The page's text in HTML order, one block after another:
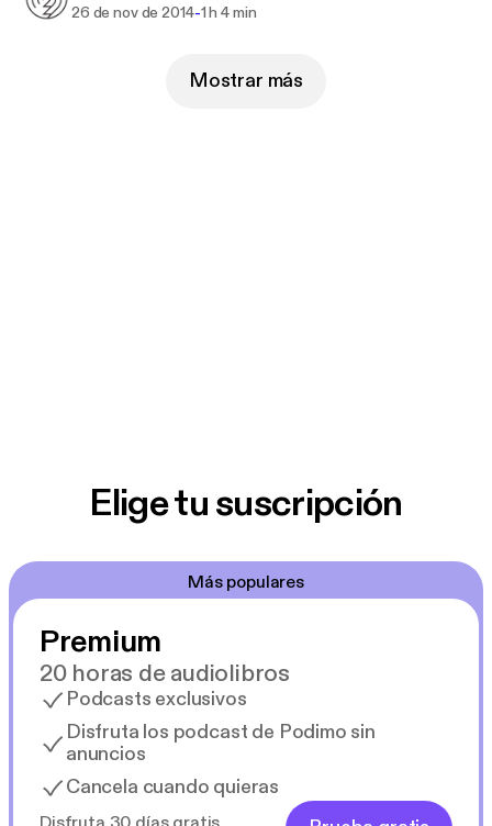
26 de nov de 2014-1 h 4 min
Mostrar más
Elige tu suscripción
Más populares
Premium
20 horas de audiolibros
Podcasts exclusivos
Disfruta los podcast de Podimo sin
anuncios
Cancela cuando quieras